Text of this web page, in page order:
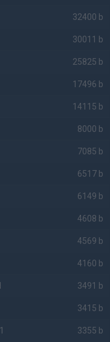
32400 b
30011 b
25825 b
17496 b
14115 b
8000 b
7085 b
6517 b
6149 b
4608 b
4569 b
4160 b
3491 b
3415 b
3355 b